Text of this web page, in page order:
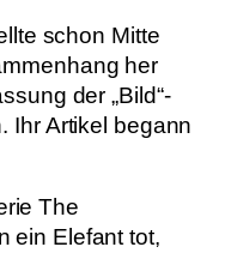
schon Mitte
her
der „Bild“-
Ihr Artikel begann
The
ein Elefant tot,